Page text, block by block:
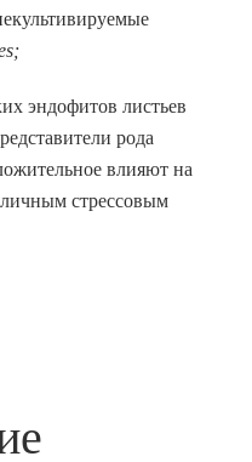
эндофитов листьев
рода
влияют на
стрессовым